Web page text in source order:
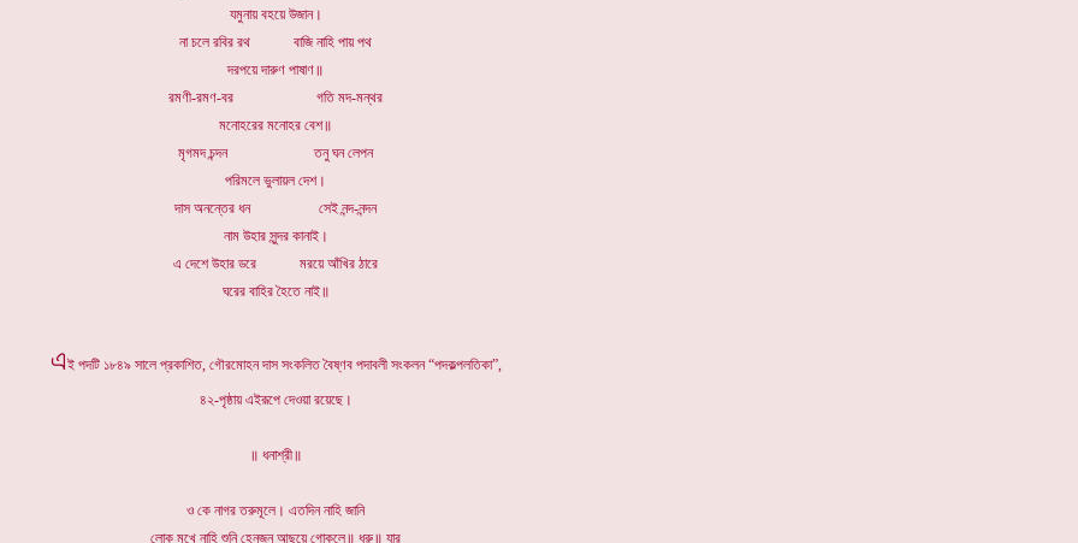
যমুনায় বহয়ে উজান।
না চলে রবির রথ বাজি নাহি পায় পথ
দরপয়ে দারুণ পাষাণ॥
রমণী-রমণ-বর গতি মদ-মন্থর
মনোহরের মনোহর বেশ॥
মৃগমদ চন্দন তনু ঘন লেপন
পরিমলে ভুলায়ল দেশ।
দাস অনন্তের ধন সেই নন্দ-নন্দন
নাম উহার সুন্দর কানাই।
এ দেশে উহার ডরে মরয়ে আঁখির ঠারে
ঘরের বাহির হৈতে নাই॥
এই পদটি ১৮৪৯ সালে প্রকাশিত, গৌরমোহন দাস সংকলিত বৈষ্ণব পদাবলী সংকলন “পদকল্পলতিকা”,
৪২-পৃষ্ঠায় এইরূপে দেওয়া রয়েছে।
॥ ধনাশ্রী॥
ও কে নাগর তরুমূলে। এতদিন নাহি জানি
লোক মুখে নাহি শুনি হেনজন আছয়ে গোকুলে॥ ধ্রু॥ যার